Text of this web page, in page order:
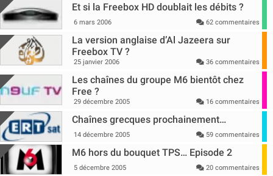
Et si la Freebox HD doublait les débits ?
6 mars 2006 62 commentaires
La version anglaise d’Al Jazeera sur
Freebox TV ?
25 janvier 2006 36 commentaires
Les chaînes du groupe M6 bientôt chez
Free ?
29 décembre 2005 16 commentaires
Chaînes grecques prochainement…
14 décembre 2005 59 commentaires
M6 hors du bouquet TPS… Episode 2
5 décembre 2005 20 commentaires